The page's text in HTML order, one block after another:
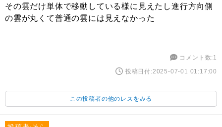
その雲だけ単体で移動している様に見えたし進行方向側
の雲が丸くて普通の雲には見えなかった
コメント数:1
投稿日付:2025-07-01 01:17:00
この投稿者の他のレスをみる